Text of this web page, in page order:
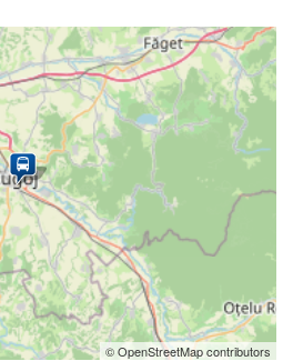
© OpenStreetMap contributors